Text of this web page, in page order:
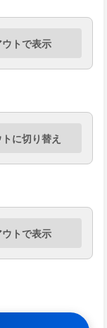
トで表示
に切り替え
トで表示